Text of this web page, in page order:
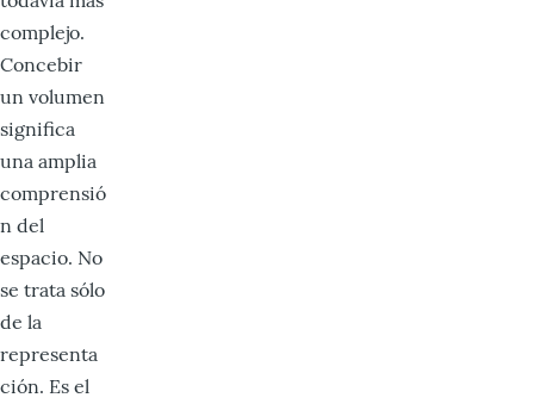
complejo.
Concebir
un volumen
significa
una amplia
comprensió
n del
espacio. No
se trata sólo
de la
representa
ción. Es el